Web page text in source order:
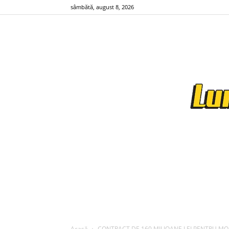
sâmbătă, august 8, 2026